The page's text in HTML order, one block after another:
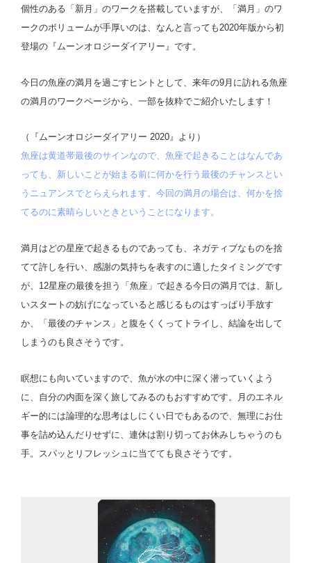
個性のある「新月」のワークを搭載していますが、「満月」のワ
ークのボリュームが手厚いのは、なんと言っても2020年版から初
登場の『ムーンオロジーダイアリー』です。
今日の魚座の満月を過ごすヒントとして、来年の9月に訪れる魚座
の満月のワークページから、一部を抜粋でご紹介いたします！
（『ムーンオロジーダイアリー 2020』より）
魚座は黄道帯最後のサインなので、魚座で起きることはなんであ
っても、新しいことが始まる前に何かを行う最後のチャンスとい
うニュアンスでとらえられます。今回の満月の場合は、何かを捨
てるのに素晴らしいときということになります。
満月はどの星座で起きるものであっても、ネガティブなものを捨
てて許しを行い、感謝の気持ちを表すのに適したタイミングです
が、12星座の最後を担う「魚座」で起きる今日の満月では、新し
いスタートの妨げになっていると感じるものはすっぱり手放す
か、「最後のチャンス」と腹をくくってトライし、結論を出して
しまうのも良さそうです。
瞑想にも向いていますので、魚が水の中に深く潜っていくよう
に、自分の内面を深く旅してみるのもおすすめです。月のエネル
ギー的には論理的な思考はしにくい日でもあるので、無理にお仕
事を詰め込んだりせずに、連休は割り切ってお休みしちゃうのも
手。スパッとリフレッシュに当てても良さそうです。